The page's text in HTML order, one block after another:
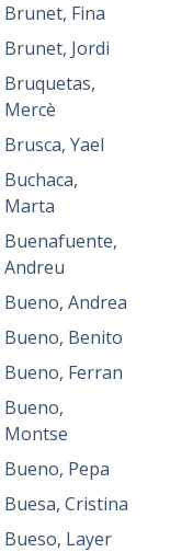
Brunet, Fina
Brunet, Jordi
Bruquetas,
Mercè
Brusca, Yael
Buchaca,
Marta
Buenafuente,
Andreu
Bueno, Andrea
Bueno, Benito
Bueno, Ferran
Bueno,
Montse
Bueno, Pepa
Buesa, Cristina
Bueso, Layer